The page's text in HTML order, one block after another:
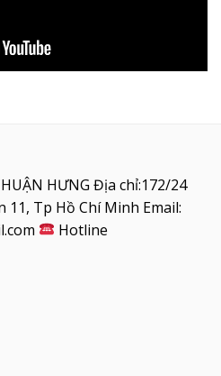
HƯNG Địa chỉ:172/24
11, Tp Hồ Chí Minh Email:
Hotline